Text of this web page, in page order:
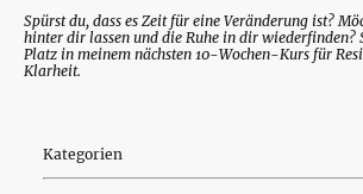
Spürst du, dass es Zeit für eine Veränderung ist?
hinter dir lassen und die Ruhe in dir wiederfinden?
Platz in meinem nächsten 10-Wochen-Kurs für
Klarheit.
Kategorien